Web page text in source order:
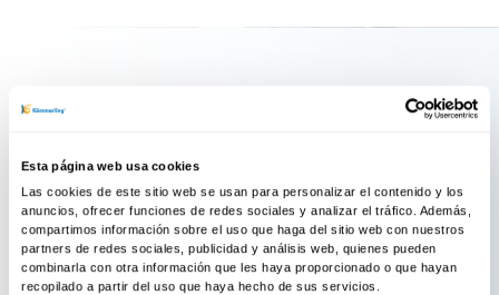
Esta página web usa cookies
Las cookies de este sitio web se usan para personalizar el contenido y los
anuncios, ofrecer funciones de redes sociales y analizar el tráfico. Además,
compartimos información sobre el uso que haga del sitio web con nuestros
partners de redes sociales, publicidad y análisis web, quienes pueden
combinarla con otra información que les haya proporcionado o que hayan
recopilado a partir del uso que haya hecho de sus servicios.
Conoce La Red
Oficial
KÖMMERLING